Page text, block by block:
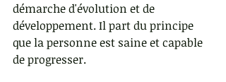
démarche d'évolution et de
développement. Il part du principe
que la personne est saine et capable
de progresser.